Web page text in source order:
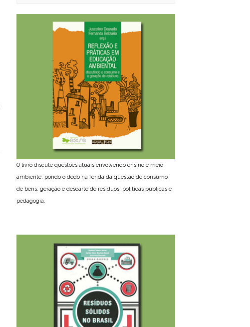
O livro discute questões atuais envolvendo ensino e meio
ambiente, pondo o dedo na ferida da questão de consumo
de bens, geração e descarte de resíduos, políticas públicas e
pedagogia.